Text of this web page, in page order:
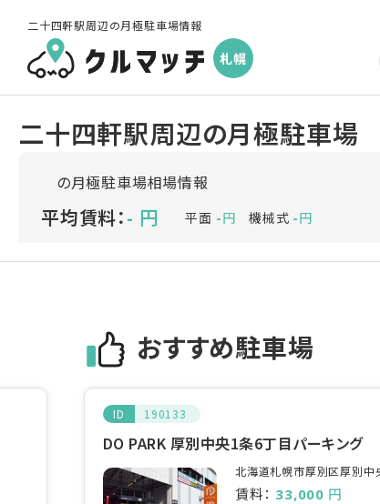
二十四軒駅周辺の月極駐車場情報
札幌
二十四軒駅周辺の月極駐車場
の月極駐車場相場情報
平均賃料：- 円 平面 -円 機械式 -円
おすすめ駐車場
ID 190133
DO PARK 厚別中央1条6丁目パーキング
北海道札幌市厚別区厚別中
賃料： 33,000 円